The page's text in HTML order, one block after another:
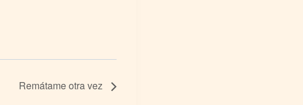
Remátame otra vez